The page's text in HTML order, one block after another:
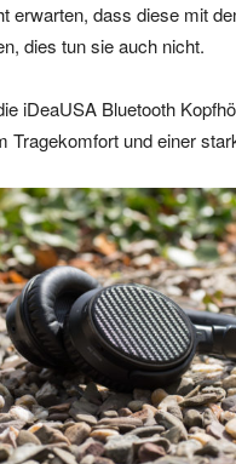
erwarten, dass diese mit
dies tun sie auch nicht.
iDeaUSA Bluetooth
Tragekomfort und einer